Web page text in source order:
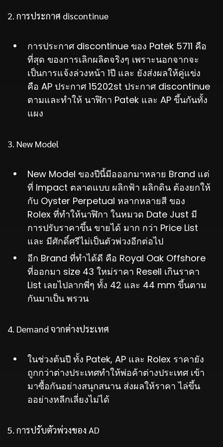
2. การประกาศ discontinue
การประกาศ discontinue ของ Patek 5711 คือ
ที่สุด ของการเลิกผลิตจริงๆ เพราะนอกจากจะ
เป็นการแจ้งล่วงหน้า 1ปี และ ยังส่งผลให้คู่แข่ง
คือ AP ประกาศ 15202st ประกาศ discontinue
ตามและทำให้ นาฬิกา Patek และ AP ขึ้นกันทั้ง
แผง
3. New Model
New Model ของปีนี้มีอออกมาหลาย Brand แต่
ที่ Impact ตลาดแบบ ผลิกฟ้า ผลิกดิน ต้องยกให้
กับ Oyster Perpetual หลากหลายสี ของ
Rolex ที่ทำให้นาฬิกา ในหมวด Date Just มี
การปรับราคาขึ้น ขายได้ มาก กว่า Price List
และ มีศักดิ์ศรีไม่เป็นตัวพ่วงอีกต่อไป
อีก Brand ที่ทำได้ดี คือ Royal Oak Offshore
ที่ออกมา size 43 ใหม่ราคา Resell เกินราคา
List เลยไปลากพี่ๆ ทั้ง 42 และ 44 mm ขึ้นตาม
กันมาเป็น พรวน
4. Demand จากต่างประเทศ
ในช่วงต้นปี ทั้ง Patek, AP และ Rolex ราคายัง
ถูกกว่าต่างประเทศทำให้พ่อค้าต่างประเทศ เข้า
มาซื้อกันอย่างสนุกสนาน ส่งผลให้ราคา ไล่ขึ้น
ออย่างหลีกเลี่ยงไม่ได้
5. การปรับตัวพ่วงของ AD